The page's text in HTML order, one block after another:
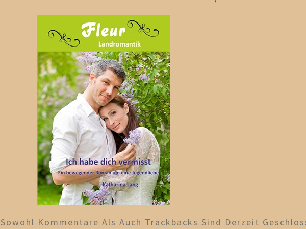
Sowohl Kommentare Als Auch Trackbacks Sind Derzeit